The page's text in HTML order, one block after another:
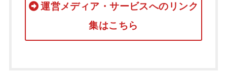
運営メディア・サービスへのリンク
集はこちら